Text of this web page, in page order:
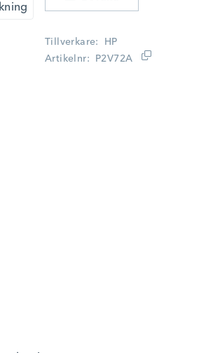
Tillverkare
HP
Artikelnr
P2V72A